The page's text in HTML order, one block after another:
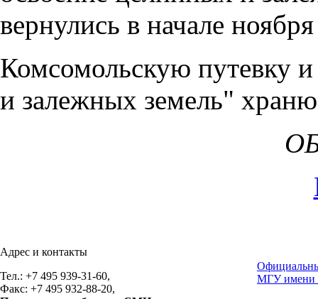
вернулись в начале
Комсомольскую путевку
и залежных земель"
Адрес и контакты
Тел.: +7 495 939-31-60,
Факс: +7 495 932-88-20,
МГУ имени